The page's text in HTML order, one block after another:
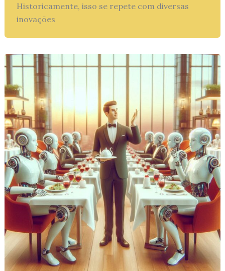
Historicamente, isso se repete com diversas
inovações